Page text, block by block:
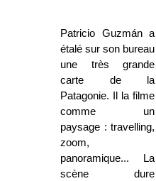
Patricio Guzmán a
étalé sur son bureau
une très grande
carte de la
Patagonie. Il la filme
comme un
paysage : travelling,
zoom,
panoramique... La
scène dure